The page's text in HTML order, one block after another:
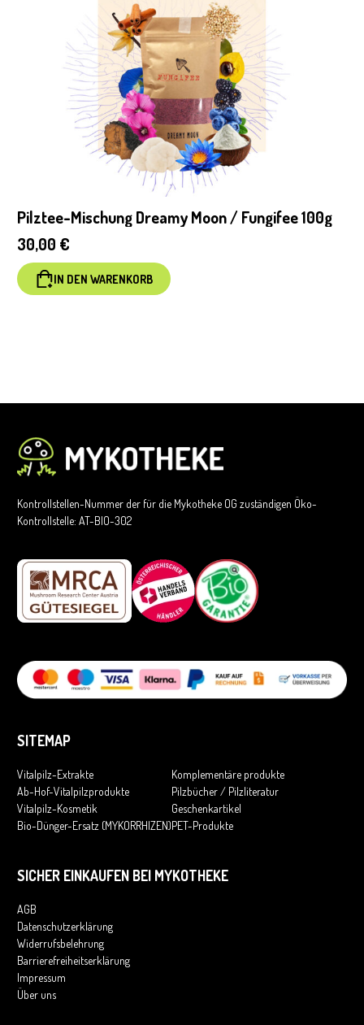
Pilztee-Mischung Dreamy Moon / Fungifee 100g
30,00 €
IN DEN WARENKORB
Kontrollstellen-Nummer der für die Mykotheke OG zuständigen Öko-
Kontrollstelle: AT-BIO-302
SITEMAP
Vitalpilz-Extrakte
Ab-Hof-Vitalpilzprodukte
Vitalpilz-Kosmetik
Bio-Dünger-Ersatz (MYKORRHIZEN)
Komplementäre produkte
Pilzbücher / Pilzliteratur
Geschenkartikel
PET-Produkte
SICHER EINKAUFEN BEI MYKOTHEKE
AGB
Datenschutzerklärung
Widerrufsbelehrung
Barrierefreiheitserklärung
Impressum
Über uns